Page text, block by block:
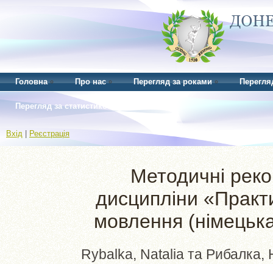
Головна Про нас Перегляд за роками
Перегляд за статистикою
Вхід Реєстрація
Методичні
дисципліни
мовлення
Rybalka, Natalia та Рибалка,